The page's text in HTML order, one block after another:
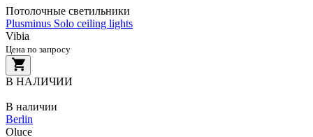
Потолочные светильники
Plusminus Solo ceiling lights
Vibia
Цена по запросу
В НАЛИЧИИ
В наличии
Berlin
Oluce